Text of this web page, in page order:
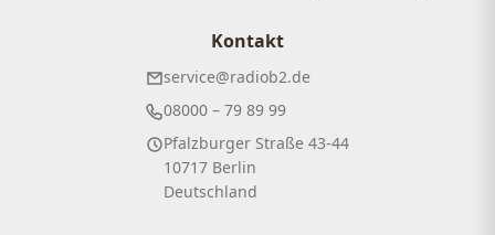
Kontakt
service@radiob2.de
08000 – 79 89 99
Pfalzburger Straße 43-44
10717 Berlin
Deutschland